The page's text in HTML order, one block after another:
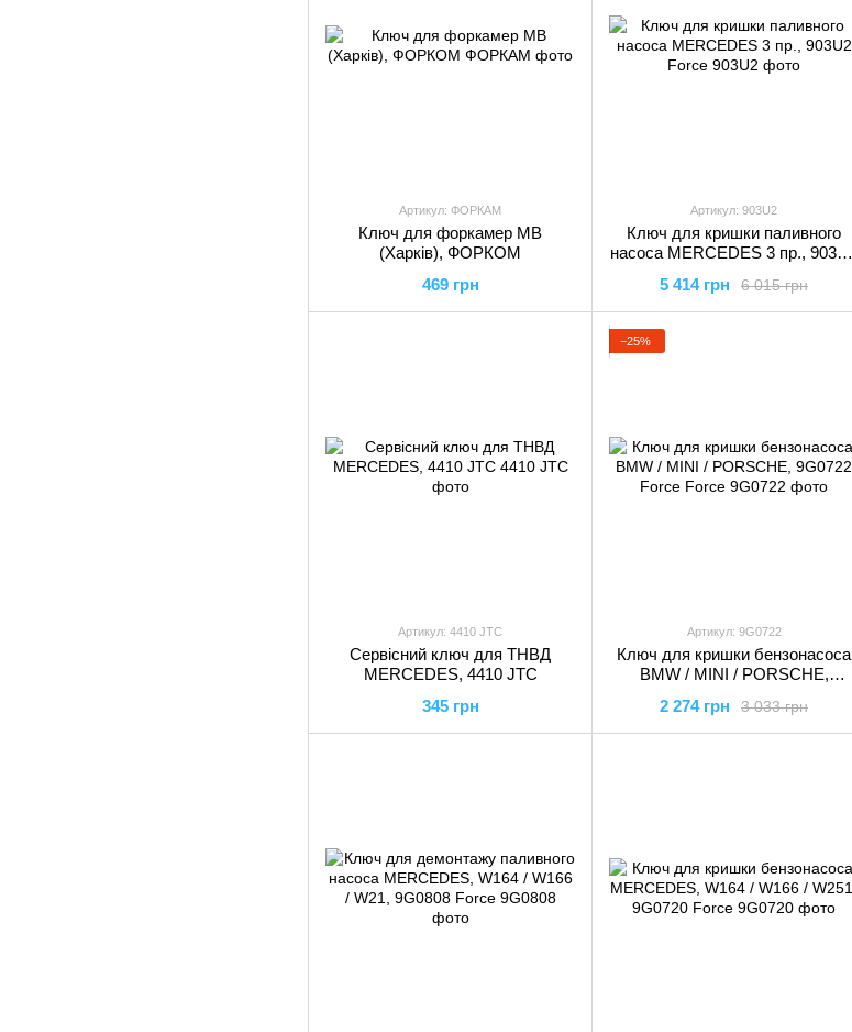
Артикул: ФОРКАМ
Ключ для форкамер MB
(Харків), ФОРКОМ
469 грн
Артикул: 903U2
Ключ для кришки паливного
насоса MERCEDES 3 пр., 903U2
6 015 грн
5 414 грн
Артикул: 4410 JTC
Сервісний ключ для ТНВД
MERCEDES, 4410 JTC
345 грн
−25%
Артикул: 9G0722
Ключ для кришки бензонасоса
BMW / MINI / PORSCHE,
3 033 грн
2 274 грн